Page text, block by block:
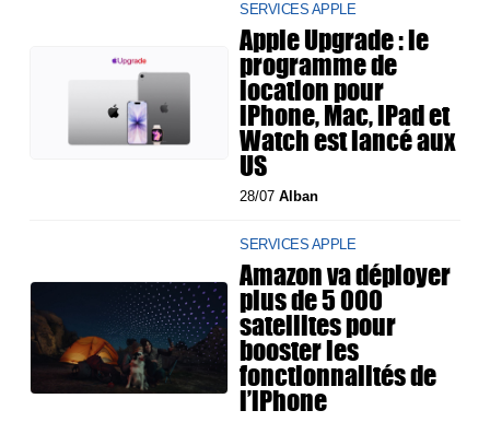
SERVICES APPLE
Apple Upgrade : le
programme de
location pour
iPhone, Mac, iPad et
Watch est lancé aux
US
28/07Alban
SERVICES APPLE
Amazon va déployer
plus de 5 000
satellites pour
booster les
fonctionnalités de
l’iPhone